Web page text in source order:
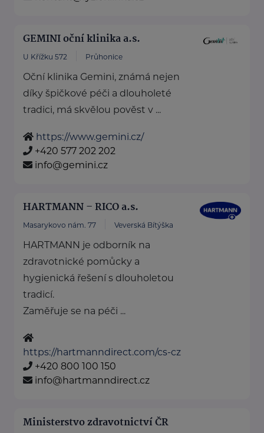
GEMINI oční klinika a.s.
U Křížku 572 Průhonice
Oční klinika Gemini, známá nejen
díky špičkové péči a dlouholeté
tradici, má skvělou pověst v ...
https://www.gemini.cz/
+420 577 202 202
info@gemini.cz
HARTMANN – RICO a.s.
Masarykovo nám. 77 Veverská Bítýška
HARTMANN je odborník na
zdravotnické pomůcky a
hygienická řešení s dlouholetou
tradicí.
Zaměřuje se na péči ...
https://hartmanndirect.com/cs-cz
+420 800 100 150
info@hartmanndirect.cz
Ministerstvo zdravotnictví ČR